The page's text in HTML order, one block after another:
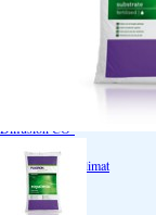
Ioniseur d'air -AirBulter
Diffusion CO²
Contrôleurs de climat
Silencieux